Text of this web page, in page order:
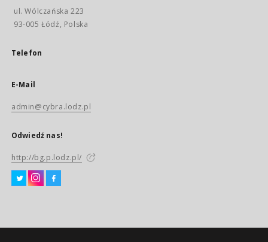
ul. Wólczańska 223
93-005 Łódź, Polska
Telefon
E-Mail
admin@cybra.lodz.pl
Odwiedź nas!
http://bg.p.lodz.pl/